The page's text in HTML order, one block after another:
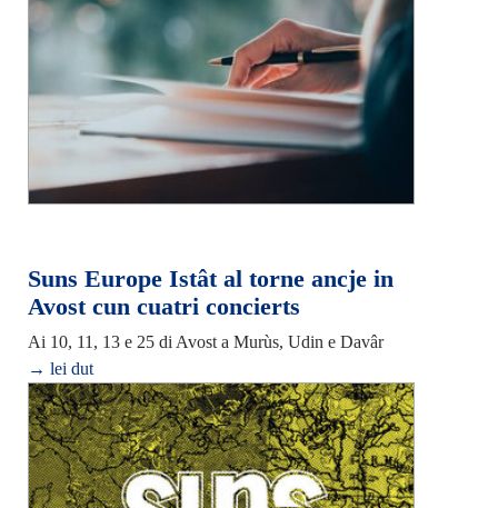
Suns Europe Istât al torne ancje in
Avost cun cuatri concierts
Ai 10, 11, 13 e 25 di Avost a Murùs, Udin e Davâr
→ lei dut